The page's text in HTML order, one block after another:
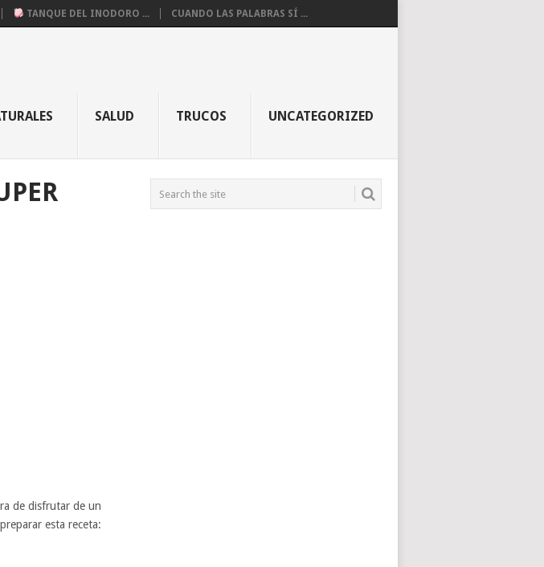
TANQUE DEL INODORO ... CUANDO LAS PALABRAS SÍ ...
SALUD TRUCOS UNCATEGORIZED
de disfrutar de un
esta receta: